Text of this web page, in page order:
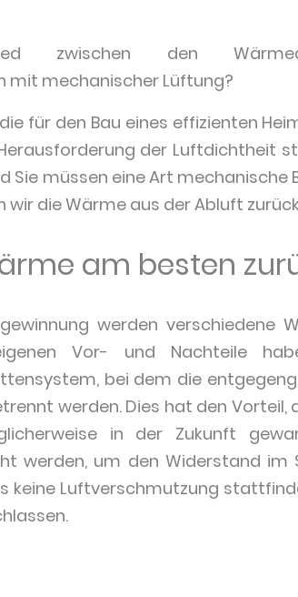
zwischen den
mit mechanischer Lüftung?
für den Bau eines effizienten
der Luftdichtheit
müssen eine Art mechanische
die Wärme aus der Abluft
am besten
werden verschiedene
Vor- und Nachteile
bei dem die
werden. Dies hat den Vorteil,
in der Zukunft
werden, um den Widerstand im
keine Luftverschmutzung